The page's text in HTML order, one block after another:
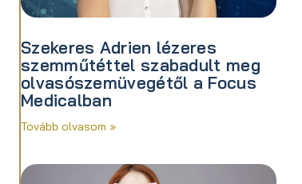
Szekeres Adrien lézeres
szemműtéttel szabadult meg
olvasószemüvegétől a Focus
Medicalban
Tovább olvasom »